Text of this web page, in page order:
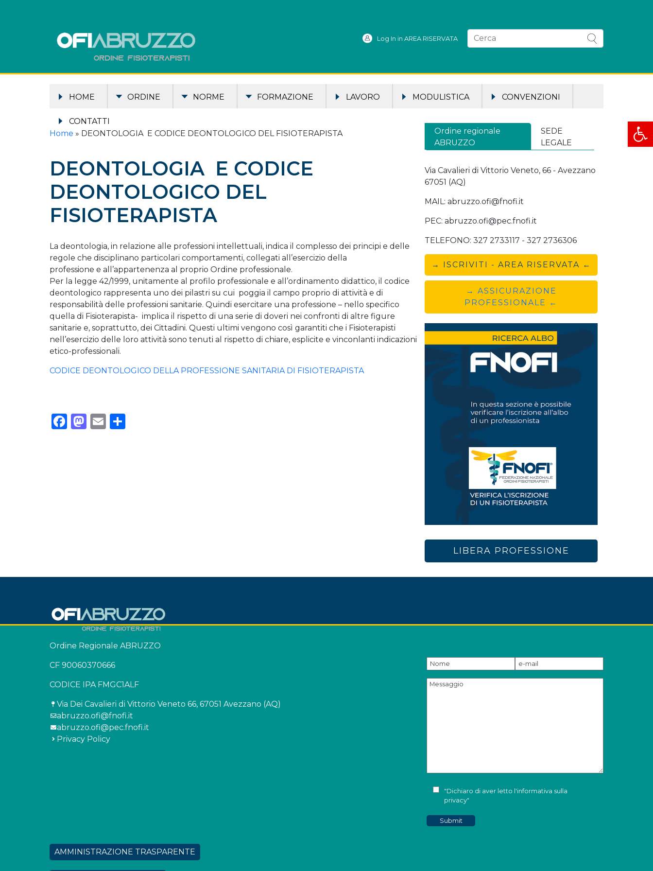
Apri
Log In in AREA RISERVATA
HOME ORDINE NORME FORMAZIONE LAVORO MODULISTICA CONVENZIONI
CONTATTI
Home » DEONTOLOGIA E CODICE DEONTOLOGICO DEL FISIOTERAPISTA
DEONTOLOGIA E CODICE
DEONTOLOGICO DEL
FISIOTERAPISTA
La deontologia, in relazione alle professioni intellettuali, indica il complesso dei principi e delle
regole che disciplinano particolari comportamenti, collegati all’esercizio della
professione e all’appartenenza al proprio Ordine professionale.
Per la legge 42/1999, unitamente al profilo professionale e all’ordinamento didattico, il codice
deontologico rappresenta uno dei pilastri su cui poggia il campo proprio di attività e di
responsabilità delle professioni sanitarie. Quindi esercitare una professione – nello specifico
quella di Fisioterapista- implica il rispetto di una serie di doveri nei confronti di altre figure
sanitarie e, soprattutto, dei Cittadini. Questi ultimi vengono così garantiti che i Fisioterapisti
nell’esercizio delle loro attività sono tenuti al rispetto di chiare, esplicite e vinconlanti indicazioni
etico-professionali.
CODICE DEONTOLOGICO DELLA PROFESSIONE SANITARIA DI FISIOTERAPISTA
Facebook
Mastodon
Email
Ordine regionale
ABRUZZO
SEDE
LEGALE
Via Cavalieri di Vittorio Veneto, 66 - Avezzano
67051 (AQ)
MAIL: abruzzo.ofi@fnofi.it
PEC: abruzzo.ofi@pec.fnofi.it
TELEFONO: 327 2733117 - 327 2736306
→ ISCRIVITI - AREA RISERVATA ←
→ ASSICURAZIONE
PROFESSIONALE ←
LIBERA PROFESSIONE
Ordine Regionale ABRUZZO
CF 90060370666
CODICE IPA FMGC1ALF
Via Dei Cavalieri di Vittorio Veneto 66, 67051 Avezzano (AQ)
abruzzo.ofi@fnofi.it
abruzzo.ofi@pec.fnofi.it
Privacy Policy
"Dichiaro di aver letto l'informativa sulla
privacy"
AMMINISTRAZIONE TRASPARENTE